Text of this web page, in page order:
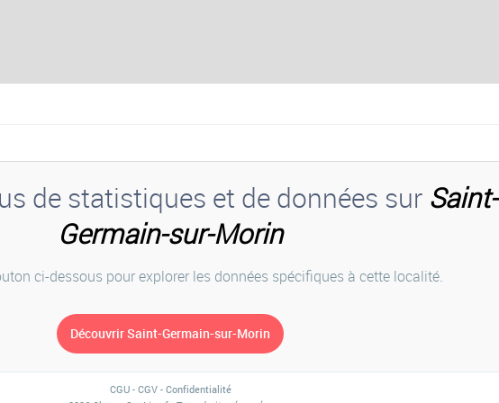
de statistiques et de données sur Saint-
Germain-sur-Morin
ci-dessous pour explorer les données spécifiques à cette localité.
CGU- CGV- Confidentialité